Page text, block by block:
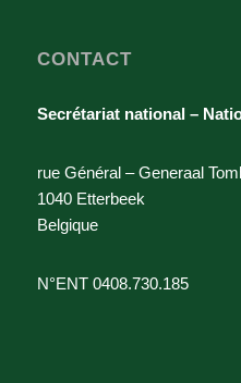
CONTACT
Secrétariat national –
rue Général – Generaal
1040 Etterbeek
Belgique
N°ENT 0408.730.185